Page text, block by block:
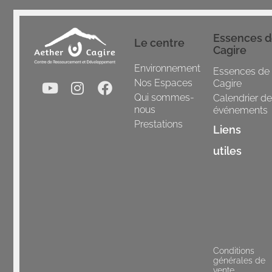
Le centre
Environnement
Nos Espaces
Qui sommes-
nous
Prestations
Essences
Cagire
Essences de
Cagire
Calendrier
événements
Liens
utiles
Conditions
générales de